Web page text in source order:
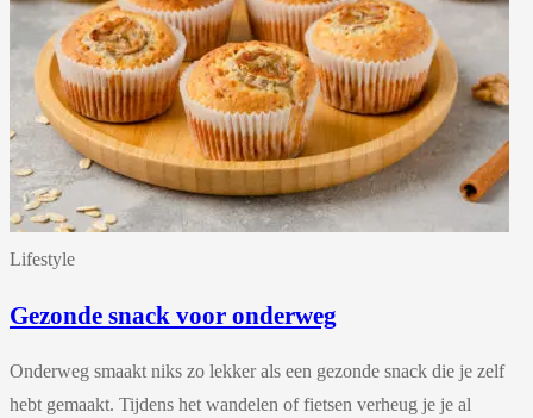
Lifestyle
Gezonde snack voor onderweg
Onderweg smaakt niks zo lekker als een gezonde snack die je zelf
hebt gemaakt. Tijdens het wandelen of fietsen verheug je je al